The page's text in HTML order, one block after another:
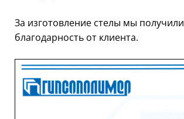
За изготовление стелы мы получили
благодарность от клиента.